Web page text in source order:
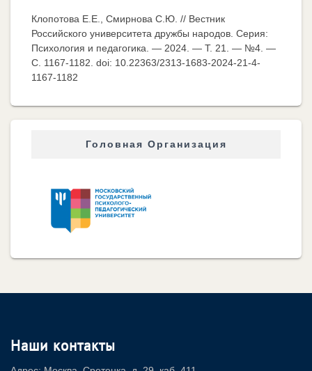
Клопотова Е.Е., Смирнова С.Ю. // Вестник
Российского университета дружбы народов. Серия:
Психология и педагогика. — 2024. — Т. 21. — №4. —
C. 1167-1182. doi: 10.22363/2313-1683-2024-21-4-
1167-1182
Головная Организация
Наши контакты